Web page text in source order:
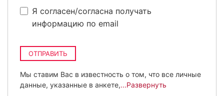
Я согласен/согласна получать
информацию по email
ОТПРАВИТЬ
Мы ставим Вас в известность о том, что все личные
данные, указанные в анкете,...Развернуть